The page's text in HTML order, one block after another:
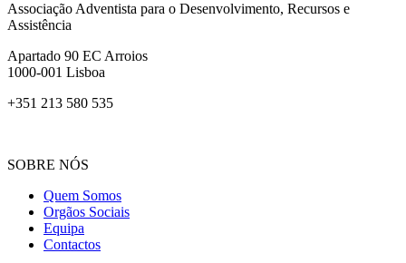
Associação Adventista para o Desenvolvimento, Recursos e
Assistência
Apartado 90 EC Arroios
1000-001 Lisboa
+351 213 580 535
SOBRE NÓS
Quem Somos
Orgãos Sociais
Equipa
Contactos